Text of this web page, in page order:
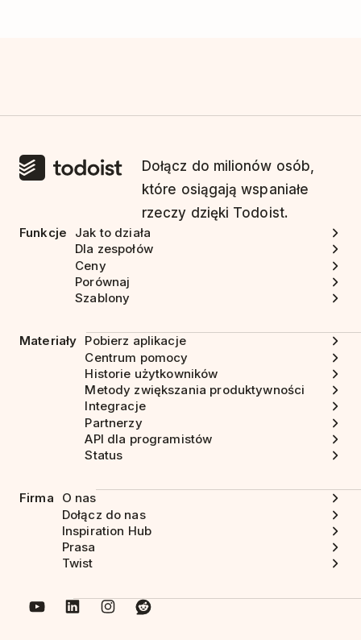
Dołącz do milionów osób,
które osiągają wspaniałe
rzeczy dzięki Todoist.
Funkcje
Jak to działa
Dla zespołów
Ceny
Porównaj
Szablony
Materiały Pobierz aplikacje
Centrum pomocy
Historie użytkowników
Metody zwiększania produktywności
Integracje
Partnerzy
API dla programistów
Status
Firma
O nas
Dołącz do nas
Inspiration Hub
Prasa
Twist